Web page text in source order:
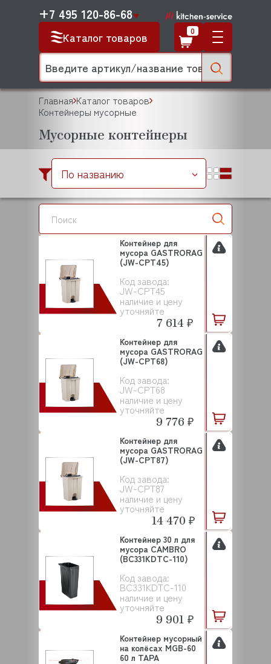
Каталог товаров
+7 495 120-86-68
0
Главная Каталог товаров
Контейнеры мусорные
Мусорные контейнеры
По названию
Код завода:
JW-CPT45
наличие и цену
уточняйте
Контейнер для
мусора GASTRORAG
(JW-CPT45)
7 614 ₽
Код завода:
JW-CPT68
наличие и цену
уточняйте
Контейнер для
мусора GASTRORAG
(JW-CPT68)
9 776 ₽
Код завода:
JW-CPT87
наличие и цену
уточняйте
Контейнер для
мусора GASTRORAG
(JW-CPT87)
14 470 ₽
Код завода:
ВC331KDTC-110
наличие и цену
уточняйте
Контейнер 30 л для
мусора CAMBRO
(BC331KDTC-110)
9 901 ₽
Контейнер мусорный
на колёсах MGB-60
60 л ТАРА